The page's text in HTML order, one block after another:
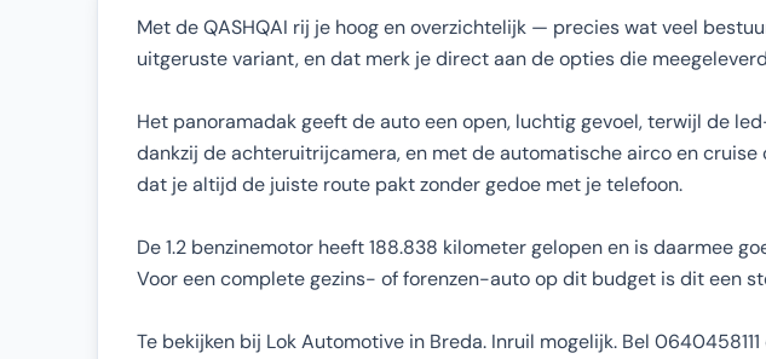
Met de QASHQAI rij je hoog en overzichtelijk — precies wat veel
uitgeruste variant, en dat merk je direct aan de opties die
Het panoramadak geeft de auto een open, luchtig gevoel, terwijl de
dankzij de achteruitrijcamera, en met de automatische airco en
dat je altijd de juiste route pakt zonder gedoe met je telefoon.
De 1.2 benzinemotor heeft 188.838 kilometer gelopen en is daarmee
Voor een complete gezins- of forenzen-auto op dit budget is dit een
Te bekijken bij Lok Automotive in Breda. Inruil mogelijk. Bel